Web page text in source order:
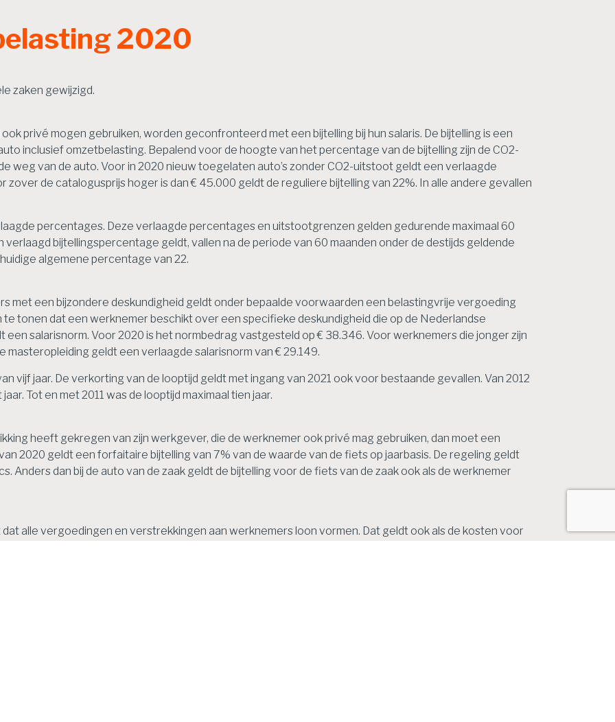
2020
zaken gewijzigd.
privé mogen gebruiken, worden geconfronteerd met een bijtelling bij hun salaris. De bijtelling is een
inclusief omzetbelasting. Bepalend voor de hoogte van het percentage van de bijtelling zijn de CO2-
weg van de auto. Voor in 2020 nieuw toegelaten auto’s zonder CO2-uitstoot geldt een verlaagde
de catalogusprijs hoger is dan € 45.000 geldt de reguliere bijtelling van 22%. In alle andere gevallen
percentages. Deze verlaagde percentages en uitstootgrenzen gelden gedurende maximaal 60
verlaagd bijtellingspercentage geldt, vallen na de periode van 60 maanden onder de destijds geldende
algemene percentage van 22.
met een bijzondere deskundigheid geldt onder bepaalde voorwaarden een belastingvrije vergoeding
te tonen dat een werknemer beschikt over een specifieke deskundigheid die op de Nederlandse
een salarisnorm. Voor 2020 is het normbedrag vastgesteld op € 38.346. Voor werknemers die jonger zijn
geldt een verlaagde salarisnorm van € 29.149.
vijf jaar. De verkorting van de looptijd geldt met ingang van 2021 ook voor bestaande gevallen. Van 2012
Tot en met 2011 was de looptijd maximaal tien jaar.
heeft gekregen van zijn werkgever, die de werknemer ook privé mag gebruiken, dan moet een
2020 geldt een forfaitaire bijtelling van 7% van de waarde van de fiets op jaarbasis. De regeling geldt
Anders dan bij de auto van de zaak geldt de bijtelling voor de fiets van de zaak ook als de werknemer
alle vergoedingen en verstrekkingen aan werknemers loon vormen. Dat geldt ook als de kosten voor